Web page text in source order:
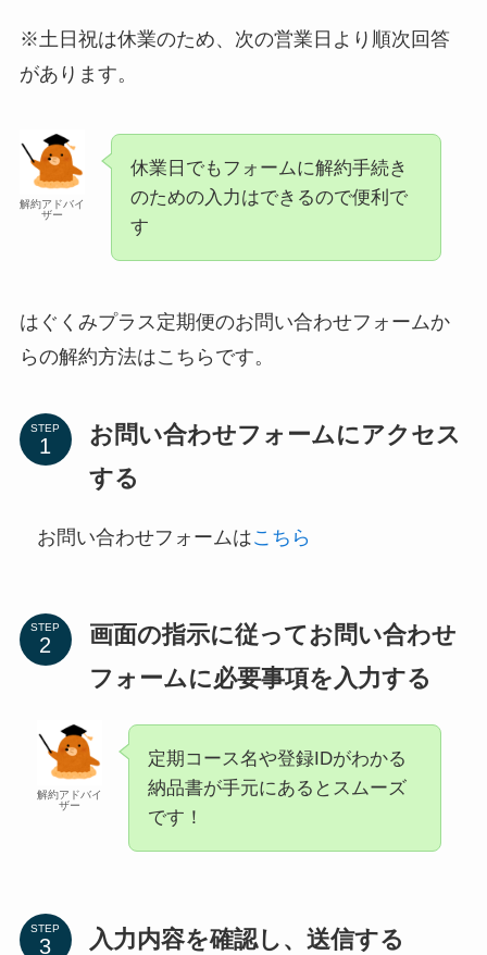
※土日祝は休業のため、次の営業日より順次回答
があります。
解約アドバイ
ザー
休業日でもフォームに解約手続き
のための入力はできるので便利で
す
はぐくみプラス定期便のお問い合わせフォームか
らの解約方法はこちらです。
STEP
お問い合わせフォームにアクセス
する
お問い合わせフォームはこちら
STEP
画面の指示に従ってお問い合わせ
フォームに必要事項を入力する
解約アドバイ
ザー
定期コース名や登録IDがわかる
納品書が手元にあるとスムーズ
です！
STEP 入力内容を確認し、送信する